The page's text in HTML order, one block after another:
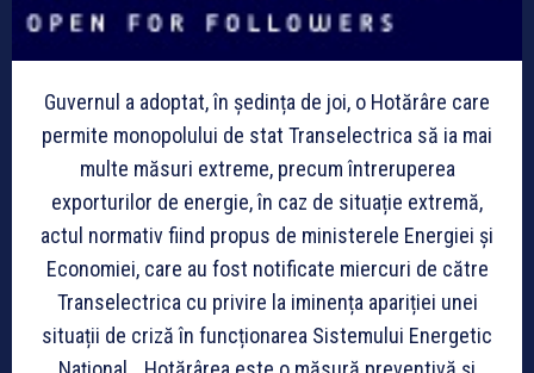
Guvernul a adoptat, în ședința de joi, o Hotărâre care
permite monopolului de stat Transelectrica să ia mai
multe măsuri extreme, precum întreruperea
exporturilor de energie, în caz de situație extremă,
actul normativ fiind propus de ministerele Energiei și
Economiei, care au fost notificate miercuri de către
Transelectrica cu privire la iminența apariției unei
situații de criză în funcționarea Sistemului Energetic